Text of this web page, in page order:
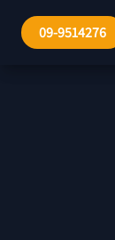
09-9514276